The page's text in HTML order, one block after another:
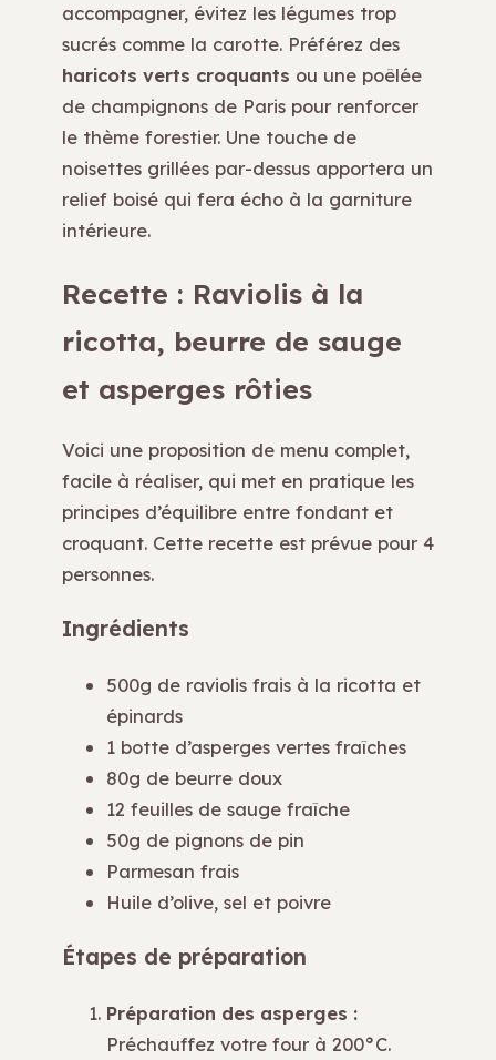
accompagner, évitez les légumes trop
sucrés comme la carotte. Préférez des
haricots verts croquants ou une poêlée
de champignons de Paris pour renforcer
le thème forestier. Une touche de
noisettes grillées par-dessus apportera un
relief boisé qui fera écho à la garniture
intérieure.
Recette : Raviolis à la
ricotta, beurre de sauge
et asperges rôties
Voici une proposition de menu complet,
facile à réaliser, qui met en pratique les
principes d’équilibre entre fondant et
croquant. Cette recette est prévue pour 4
personnes.
Ingrédients
500g de raviolis frais à la ricotta et
épinards
1 botte d’asperges vertes fraîches
80g de beurre doux
12 feuilles de sauge fraîche
50g de pignons de pin
Parmesan frais
Huile d’olive, sel et poivre
Étapes de préparation
Préparation des asperges :
Préchauffez votre four à 200°C.